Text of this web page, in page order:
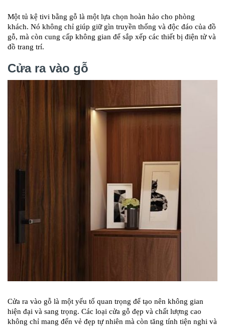
Một tủ kệ tivi bằng gỗ là một lựa chọn hoàn hảo cho phòng
khách. Nó không chỉ giúp giữ gìn truyền thống và độc đáo của đồ
gỗ, mà còn cung cấp không gian để sắp xếp các thiết bị điện tử và
đồ trang trí.
Cửa ra vào gỗ
Cửa ra vào gỗ là một yếu tố quan trọng để tạo nên không gian
hiện đại và sang trọng. Các loại cửa gỗ đẹp và chất lượng cao
không chỉ mang đến vẻ đẹp tự nhiên mà còn tăng tính tiện nghi và